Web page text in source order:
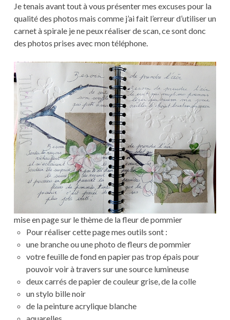
Je tenais avant tout à vous présenter mes excuses pour la
qualité des photos mais comme j’ai fait l’erreur d’utiliser un
carnet à spirale je ne peux réaliser de scan, ce sont donc
des photos prises avec mon téléphone.
mise en page sur le thème de la fleur de pommier
Pour réaliser cette page mes outils sont :
une branche ou une photo de fleurs de pommier
votre feuille de fond en papier pas trop épais pour
pouvoir voir à travers sur une source lumineuse
deux carrés de papier de couleur grise, de la colle
un stylo bille noir
de la peinture acrylique blanche